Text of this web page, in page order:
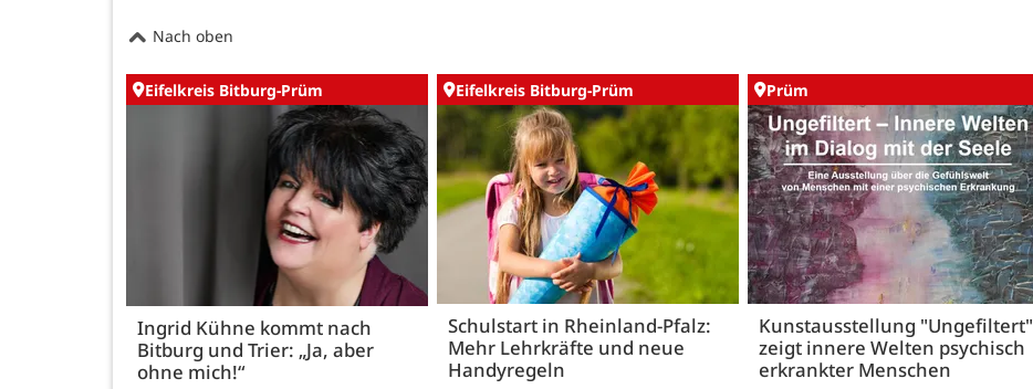
Nach oben
Eifelkreis Bitburg-Prüm
Ingrid Kühne kommt nach
Bitburg und Trier: „Ja, aber
ohne mich!“
Eifelkreis Bitburg-Prüm
Schulstart in Rheinland-Pfalz:
Mehr Lehrkräfte und neue
Handyregeln
Prüm
Kunstausstellung "Ungefiltert"
zeigt innere Welten psychisch
erkrankter Menschen